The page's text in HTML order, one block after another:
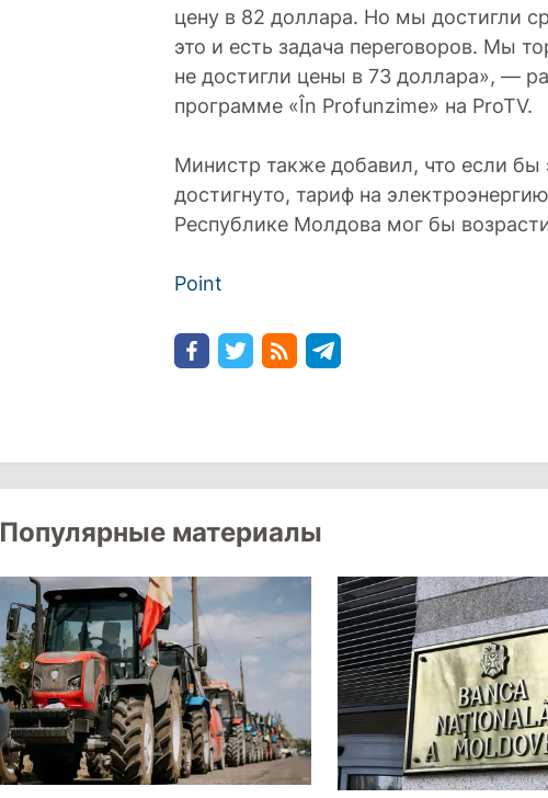
цену в 82 доллара. Но мы достигли
это и есть задача переговоров. Мы
не достигли цены в 73 доллара», —
программе «În Profunzime» на ProTV.
Министр также добавил, что если бы
достигнуто, тариф на
Республике Молдова мог бы
Point
Популярные материалы